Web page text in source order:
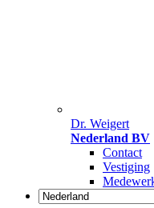
Dr. Weigert
Nederland BV
Contact
Vestiging